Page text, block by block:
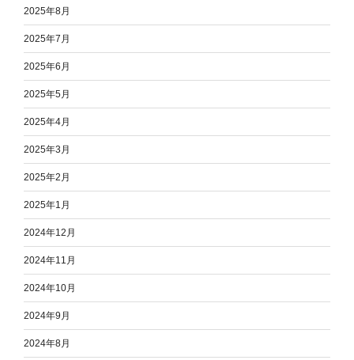
2025年8月
2025年7月
2025年6月
2025年5月
2025年4月
2025年3月
2025年2月
2025年1月
2024年12月
2024年11月
2024年10月
2024年9月
2024年8月